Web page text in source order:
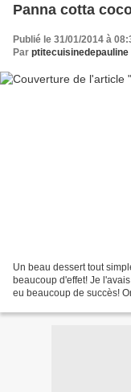
Panna cotta
Publié le 31/01/2014 à
Par ptitecuisinedepauline
Un beau dessert tout
beaucoup d'effet! Je
eu beaucoup de succès!